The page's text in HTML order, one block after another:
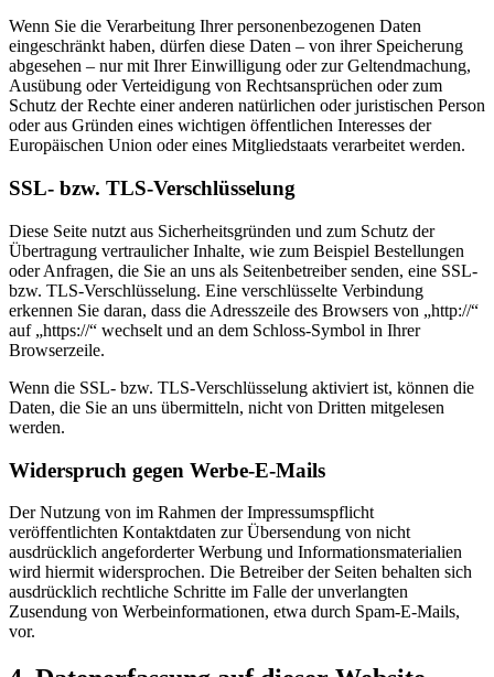
Wenn Sie die Verarbeitung Ihrer personenbezogenen Daten
eingeschränkt haben, dürfen diese Daten – von ihrer Speicherung
abgesehen – nur mit Ihrer Einwilligung oder zur Geltendmachung,
Ausübung oder Verteidigung von Rechtsansprüchen oder zum
Schutz der Rechte einer anderen natürlichen oder juristischen Person
oder aus Gründen eines wichtigen öffentlichen Interesses der
Europäischen Union oder eines Mitgliedstaats verarbeitet werden.
SSL- bzw. TLS-Verschlüsselung
Diese Seite nutzt aus Sicherheitsgründen und zum Schutz der
Übertragung vertraulicher Inhalte, wie zum Beispiel Bestellungen
oder Anfragen, die Sie an uns als Seitenbetreiber senden, eine SSL-
bzw. TLS-Verschlüsselung. Eine verschlüsselte Verbindung
erkennen Sie daran, dass die Adresszeile des Browsers von „http://“
auf „https://“ wechselt und an dem Schloss-Symbol in Ihrer
Browserzeile.
Wenn die SSL- bzw. TLS-Verschlüsselung aktiviert ist, können die
Daten, die Sie an uns übermitteln, nicht von Dritten mitgelesen
werden.
Widerspruch gegen Werbe-E-Mails
Der Nutzung von im Rahmen der Impressumspflicht
veröffentlichten Kontaktdaten zur Übersendung von nicht
ausdrücklich angeforderter Werbung und Informationsmaterialien
wird hiermit widersprochen. Die Betreiber der Seiten behalten sich
ausdrücklich rechtliche Schritte im Falle der unverlangten
Zusendung von Werbeinformationen, etwa durch Spam-E-Mails,
vor.